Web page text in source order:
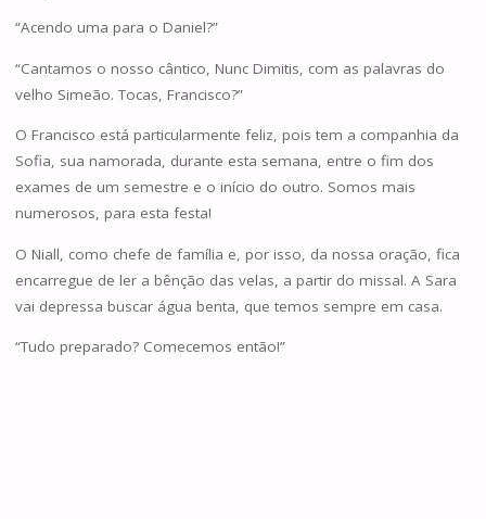
“Acendo uma para o Daniel?”
“Cantamos o nosso cântico, Nunc Dimitis, com as palavras do
velho Simeão. Tocas, Francisco?”
O Francisco está particularmente feliz, pois tem a companhia da
Sofia, sua namorada, durante esta semana, entre o fim dos
exames de um semestre e o início do outro. Somos mais
numerosos, para esta festa!
O Niall, como chefe de família e, por isso, da nossa oração, fica
encarregue de ler a bênção das velas, a partir do missal. A Sara
vai depressa buscar água benta, que temos sempre em casa.
“Tudo preparado? Comecemos então!”